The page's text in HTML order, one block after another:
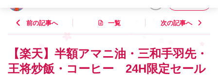
前の記事へ 一覧 次の記事へ
【楽天】半額アマニ油・三和手羽先・
王将炒飯・コーヒー 24H限定セール